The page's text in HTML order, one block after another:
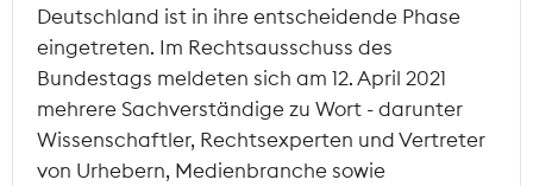
Deutschland ist in ihre entscheidende Phase
eingetreten. Im Rechtsausschuss des
Bundestags meldeten sich am 12. April 2021
mehrere Sachverständige zu Wort - darunter
Wissenschaftler, Rechtsexperten und Vertreter
von Urhebern, Medienbranche sowie